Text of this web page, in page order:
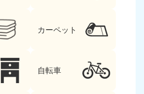
カーペット
自転車